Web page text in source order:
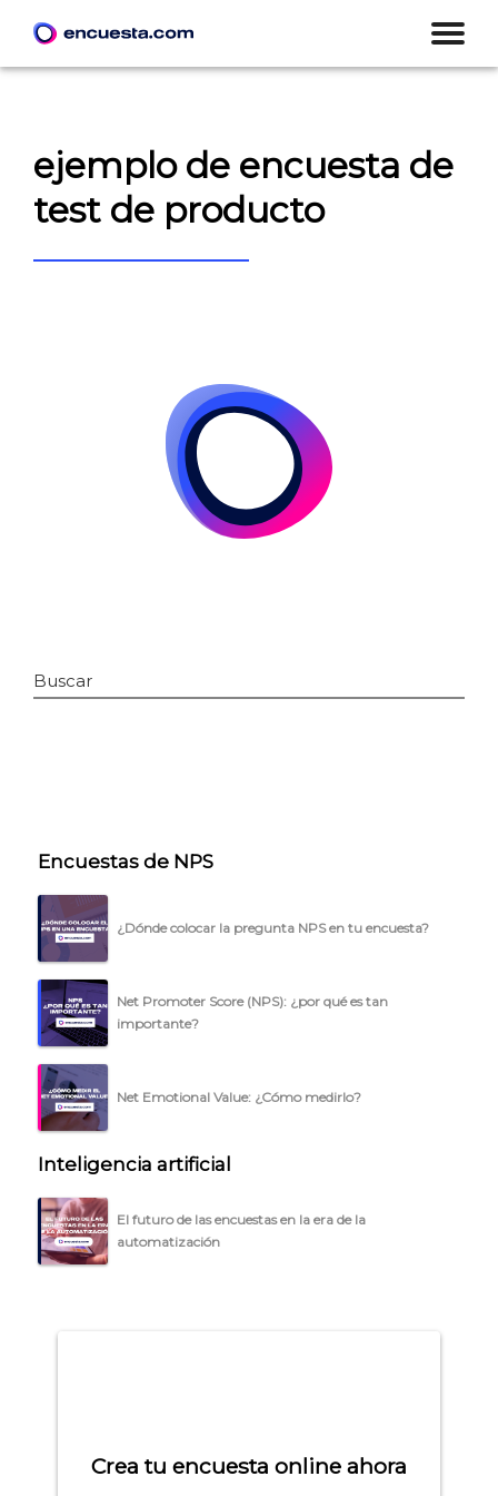
PLANTILLAS
PRECIOS
BLOG
ACCEDER →
ejemplo de encuesta de
test de producto
Buscar
Encuestas de NPS
¿Dónde colocar la pregunta NPS en tu encuesta?
Net Promoter Score (NPS): ¿por qué es tan
importante?
Net Emotional Value: ¿Cómo medirlo?
Inteligencia artificial
El futuro de las encuestas en la era de la
automatización
Crea tu encuesta online ahora